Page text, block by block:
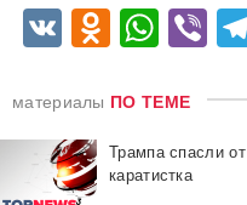
VK
материалы ПО ТЕМЕ
Трампа спасли
каратистка